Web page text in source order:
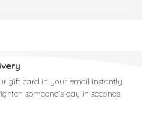
gift card in your email instantly,
someone's day in seconds